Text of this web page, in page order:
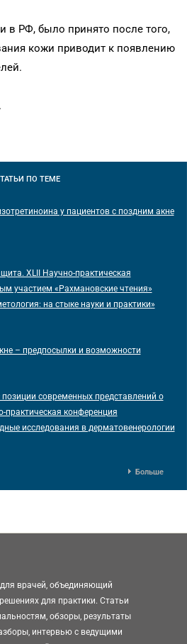
в РФ, было принято после того,
кожи приводит к появлению
ПО ТЕМЕ
у пациентов с поздним акне
XLII Научно-практическая
участием «Рахмановские чтения»
на стыке науки и практики»
– предпосылки и возможности
современных представлений о
конференция
исследования в дерматовенерологии
Больше
врачей, объединяющий
для практики. Статьи
обзоры, результаты
интервью с ведущими